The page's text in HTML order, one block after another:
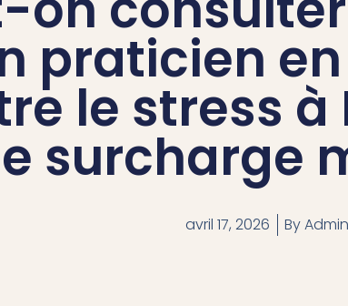
praticien
le stress à
surcharge
avril 17, 2026 ByAdmin